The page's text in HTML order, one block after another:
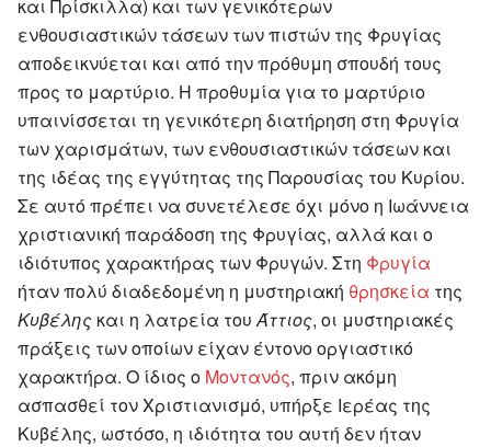
και Πρίσκιλλα) και των γενικότερων
ενθουσιαστικών τάσεων των πιστών της Φρυγίας
αποδεικνύεται και από την πρόθυμη σπουδή τους
προς το μαρτύριο. Η προθυμία για το μαρτύριο
υπαινίσσεται τη γενικότερη διατήρηση στη Φρυγία
των χαρισμάτων, των ενθουσιαστικών τάσεων και
της ιδέας της εγγύτητας της Παρουσίας του Κυρίου.
Σε αυτό πρέπει να συνετέλεσε όχι μόνο η Ιωάννεια
χριστιανική παράδοση της Φρυγίας, αλλά και ο
ιδιότυπος χαρακτήρας των Φρυγών. Στη Φρυγία
ήταν πολύ διαδεδομένη η μυστηριακή θρησκεία της
Κυβέλης και η λατρεία του Άττιος, οι μυστηριακές
πράξεις των οποίων είχαν έντονο οργιαστικό
χαρακτήρα. Ο ίδιος ο Μοντανός, πριν ακόμη
ασπασθεί τον Χριστιανισμό, υπήρξε Ιερέας της
Κυβέλης, ωστόσο, η ιδιότητα του αυτή δεν ήταν